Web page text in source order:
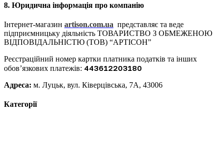
8. Юридична інформація про компанію
Інтернет-магазин artison.com.ua представляє та веде
підприємницьку діяльність ТОВАРИСТВО З ОБМЕЖЕНОЮ
ВІДПОВІДАЛЬНІСТЮ (ТОВ) “АРТІСОН”
Реєстраційний номер картки платника податків та інших
обов’язкових платежів: 443612203180
Адреса: м. Луцьк, вул. Ківерцівська, 7А, 43006
Категорії